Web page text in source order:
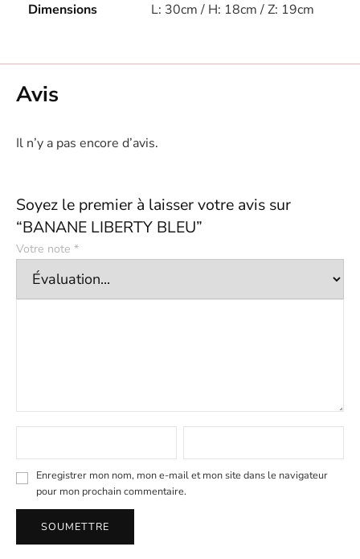
Dimensions L: 30cm / H: 18cm / Z: 19cm
Avis
Il n’y a pas encore d’avis.
Soyez le premier à laisser votre avis sur
“BANANE LIBERTY BLEU”
Votre note *
Enregistrer mon nom, mon e-mail et mon site dans le navigateur
pour mon prochain commentaire.